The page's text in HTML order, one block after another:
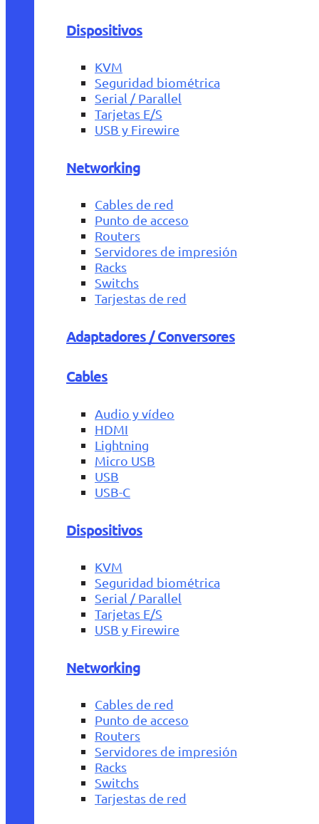
Dispositivos
KVM
Seguridad biométrica
Serial / Parallel
Tarjetas E/S
USB y Firewire
Networking
Cables de red
Punto de acceso
Routers
Servidores de impresión
Racks
Switchs
Tarjestas de red
Adaptadores / Conversores
Cables
Audio y vídeo
HDMI
Lightning
Micro USB
USB
USB-C
Dispositivos
KVM
Seguridad biométrica
Serial / Parallel
Tarjetas E/S
USB y Firewire
Networking
Cables de red
Punto de acceso
Routers
Servidores de impresión
Racks
Switchs
Tarjestas de red